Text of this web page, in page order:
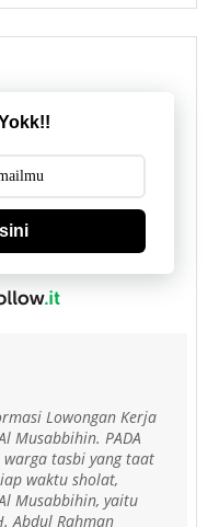
Lowongan Kerja
Musabbihin. PADA
warga tasbi yang taat
waktu sholat,
Musabbihin, yaitu
Abdul Rahman